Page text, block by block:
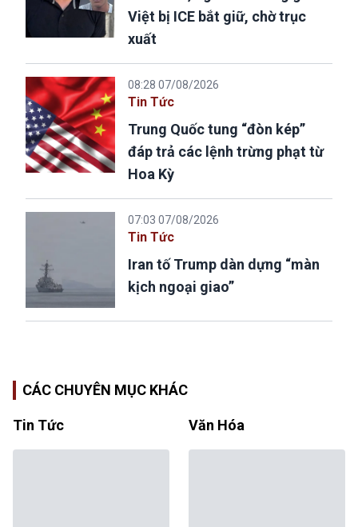
Việt bị ICE bắt giữ, chờ trục
xuất
08:28 07/08/2026
Tin Tức
Trung Quốc tung “đòn kép”
đáp trả các lệnh trừng phạt từ
Hoa Kỳ
07:03 07/08/2026
Tin Tức
Iran tố Trump dàn dựng “màn
kịch ngoại giao”
CÁC CHUYÊN MỤC KHÁC
Tin Tức Văn Hóa